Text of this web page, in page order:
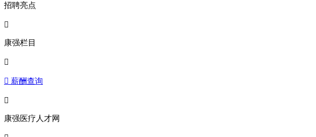
招聘亮点

康强栏目

 薪酬查询

康强医疗人才网